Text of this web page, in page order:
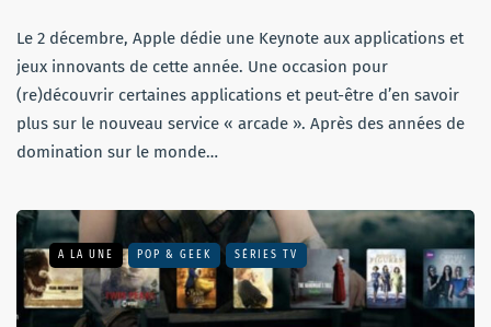
Le 2 décembre, Apple dédie une Keynote aux applications et
jeux innovants de cette année. Une occasion pour
(re)découvrir certaines applications et peut-être d’en savoir
plus sur le nouveau service « arcade ». Après des années de
domination sur le monde…
A LA UNE POP & GEEK SÉRIES TV